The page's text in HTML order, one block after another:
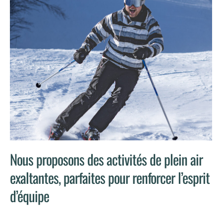
Nous proposons des activités de plein air
exaltantes, parfaites pour renforcer l’esprit
d’équipe